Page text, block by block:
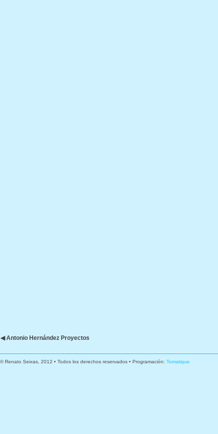
◀ Antonio Hernández Proyectos
© Renato Seixas, 2012 • Todos los derechos reservados • Programación: Tomatique